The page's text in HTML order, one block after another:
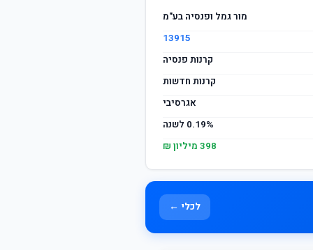
מור גמל ופנסיה בע"מ
13915
קרנות פנסיה
קרנות חדשות
אגרסיבי
0.19% לשנה
398 מיליון ₪
לכלי ←